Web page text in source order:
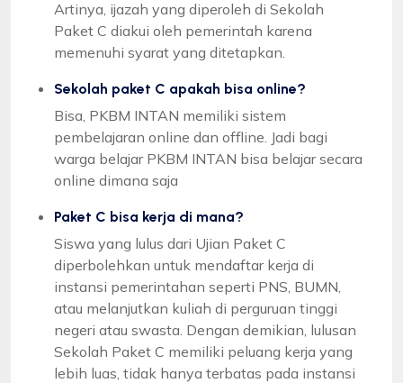
Artinya, ijazah yang diperoleh di Sekolah
Paket C diakui oleh pemerintah karena
memenuhi syarat yang ditetapkan.
Sekolah paket C apakah bisa online?
Bisa, PKBM INTAN memiliki sistem
pembelajaran online dan offline. Jadi bagi
warga belajar PKBM INTAN bisa belajar secara
online dimana saja
Paket C bisa kerja di mana?
Siswa yang lulus dari Ujian Paket C
diperbolehkan untuk mendaftar kerja di
instansi pemerintahan seperti PNS, BUMN,
atau melanjutkan kuliah di perguruan tinggi
negeri atau swasta. Dengan demikian, lulusan
Sekolah Paket C memiliki peluang kerja yang
lebih luas, tidak hanya terbatas pada instansi